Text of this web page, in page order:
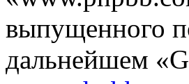
выпущенного
дальнейшем